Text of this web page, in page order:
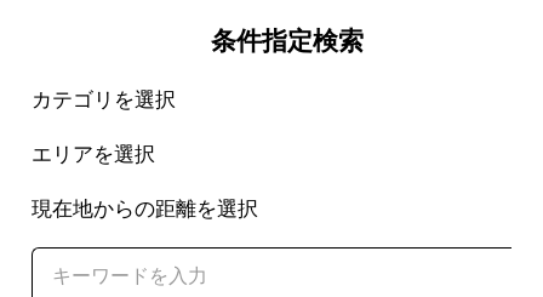
条件指定検索
カテゴリを選択
エリアを選択
現在地からの距離を選択